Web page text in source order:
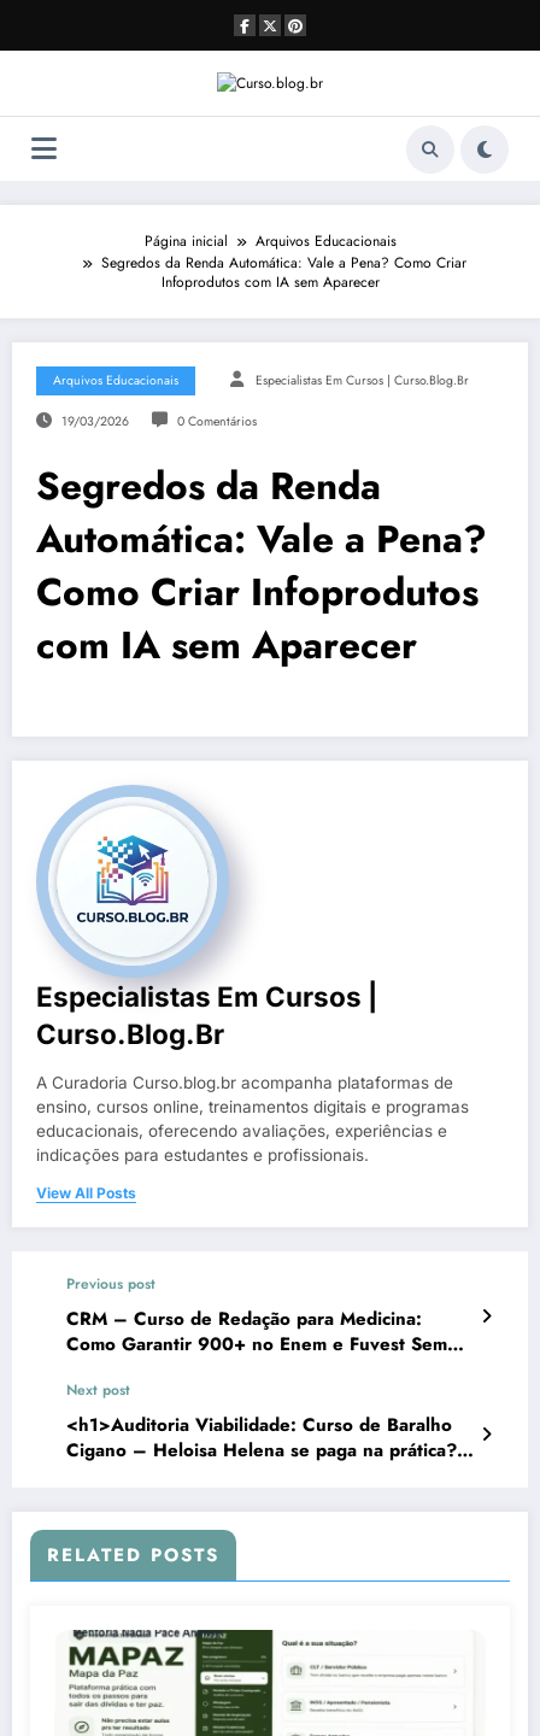
o
Página inicial
Arquivos Educacionais
Segredos da Renda Automática: Vale a Pena? Como Criar
Infoprodutos com IA sem Aparecer
Arquivos Educacionais Especialistas Em Cursos | Curso.blog.br
19/03/2026 0 Comentários
Segredos da Renda
Automática: Vale a Pena?
Como Criar Infoprodutos
com IA sem Aparecer
Especialistas Em Cursos |
Curso.blog.br
A Curadoria Curso.blog.br acompanha plataformas de
ensino, cursos online, treinamentos digitais e programas
educacionais, oferecendo avaliações, experiências e
indicações para estudantes e profissionais.
View All Posts
Previous post
CRM – Curso de Redação para Medicina:
Como Garantir 900+ no Enem e Fuvest Sem
Next post
<h1>Auditoria Viabilidade: Curso de Baralho
Cigano – Heloisa Helena se paga na prática?
RELATED POSTS